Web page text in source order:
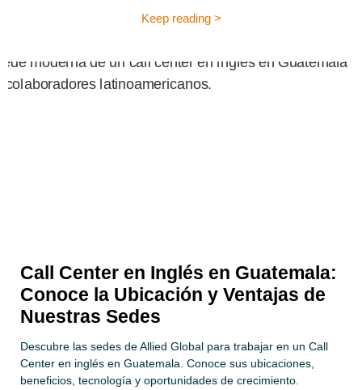
Keep reading >
Call Center en Inglés en Guatemala:
Conoce la Ubicación y Ventajas de
Nuestras Sedes
Descubre las sedes de Allied Global para trabajar en un Call
Center en inglés en Guatemala. Conoce sus ubicaciones,
beneficios, tecnología y oportunidades de crecimiento.